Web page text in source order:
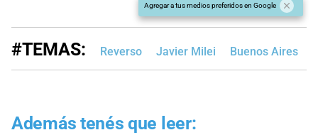
Agregar a tus medios preferidos en Google
#TEMAS: Reverso Javier Milei Buenos Aires
Además tenés que leer: